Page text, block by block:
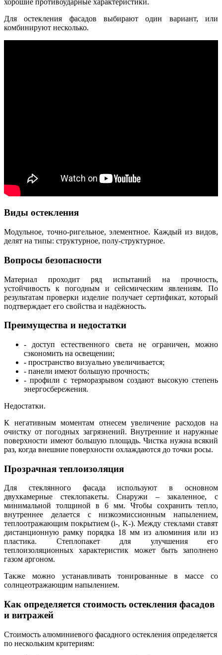
Для остекления фасадов выбирают один вариант, или
комбинируют несколько.
Виды остекления
Модульное, точно-ригельное, элементное. Каждый из видов,
делят на типы: структурное, полу-структурное.
Вопросы безопасности
Материал проходит ряд испытаний на прочность,
устойчивость к погодным и сейсмическим явлениям. По
результатам проверки изделие получает сертификат, который
подтверждает его свойства и надёжность.
Преимущества и недостатки
- доступ естественного света не ограничен, можно
сэкономить на освещении;
- пространство визуально увеличивается;
- панели имеют большую прочность;
- профили с терморазрывом создают высокую степень
энергосбережения.
Недостатки.
К негативным моментам отнесем увеличение расходов на
очистку от погодных загрязнений. Внутренние и наружные
поверхности имеют большую площадь. Чистка нужна всякий
раз, когда внешние поверхности охлаждаются до точки росы.
Прозрачная теплоизоляция
Для стеклянного фасада используют в основном
двухкамерные стеклопакеты. Снаружи – закаленное, с
минимальной толщиной в 6 мм. Чтобы сохранить тепло,
внутреннее делается с низкоэмиссионным напылением,
теплоотражающим покрытием (i-, K-). Между стеклами ставят
дистанционную рамку порядка 18 мм из алюминия или из
пластика. Степлопакет для улучшения его
теплоизоляционных характеристик может быть заполнено
газом аргоном.
Также можно устанавливать тонированные в массе со
солнцеотражающим напылением.
Как определяется стоимость остекления фасадов
и витражей
Стоимость алюминиевого фасадного остекления определяется
по нескольким критериям: